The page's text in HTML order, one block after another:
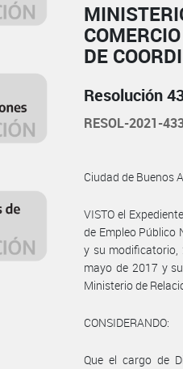
DE
Resolución
RESOL-2021-
Ciudad de Buenos
VISTO el
de Empleo Público
y su modificatorio,
mayo de 2017 y
Ministerio de
CONSIDERANDO:
Que el cargo de